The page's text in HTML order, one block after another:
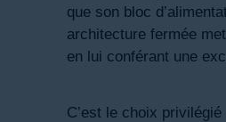
que son bloc
architecture fermée
en lui conférant une
C’est le choix privilégié